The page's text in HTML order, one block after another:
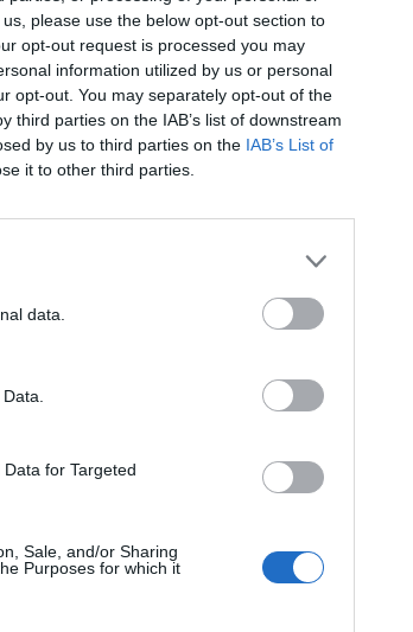
please use the below opt-out section to
opt-out request is processed you may
information utilized by us or personal
opt-out. You may separately opt-out of the
third parties on the IAB’s list of downstream
by us to third parties on the IAB’s List of
it to other third parties.
data.
for Targeted
Sale, and/or Sharing
Purposes for which it
óránként 4000
története.
2026. augusztus 9.
Életveszélyes
bármikor
merre sétálsz
2026. augusztus 8.
Ezért a
árát is elkérik:
2026. augusztus 8.
Mennyibe
Vezetői
ára
Ennyit keres
hét alatt
2026. augusztus 8.
Nem elég